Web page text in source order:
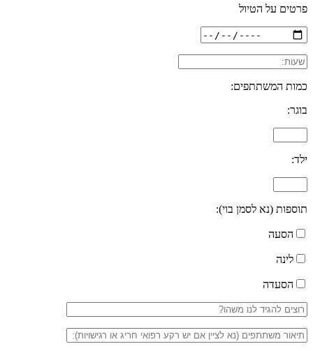
פרטים על הטיול
כמות המשתתפים:
בוגר:
ילד:
תוספות (נא לסמן בוי):
הסעה
לינה
הסעדה